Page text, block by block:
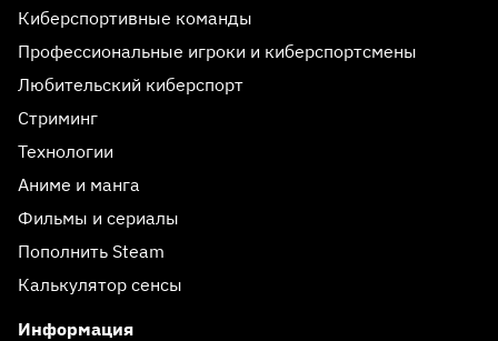
Киберспортивные команды
Профессиональные игроки и киберспортсмены
Любительский киберспорт
Стриминг
Технологии
Аниме и манга
Фильмы и сериалы
Пополнить Steam
Калькулятор сенсы
Информация